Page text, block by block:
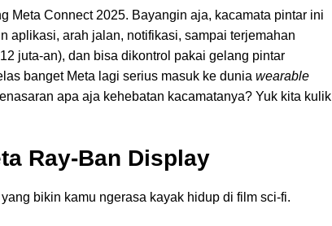
Meta Connect 2025. Bayangin aja, kacamata pintar ini
aplikasi, arah jalan, notifikasi, sampai terjemahan
juta-an), dan bisa dikontrol pakai gelang pintar
banget Meta lagi serius masuk ke dunia wearable
apa aja kehebatan kacamatanya? Yuk kita kulik
Ray-Ban Display
bikin kamu ngerasa kayak hidup di film sci-fi.